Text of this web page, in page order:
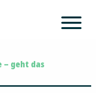
– geht das